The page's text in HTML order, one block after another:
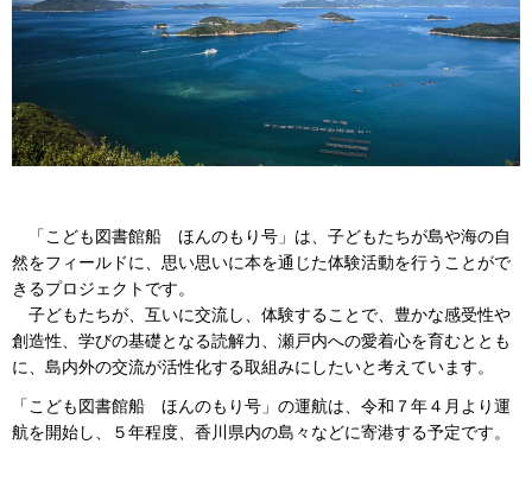
「こども図書館船 ほんのもり号」は、子どもたちが島や海の自
然をフィールドに、思い思いに本を通じた体験活動を行うことがで
きるプロジェクトです。
子どもたちが、互いに交流し、体験することで、豊かな感受性や
創造性、学びの基礎となる読解力、瀬戸内への愛着心を育むととも
に、島内外の交流が活性化する取組みにしたいと考えています。
「こども図書館船 ほんのもり号」の運航は、令和７年４月より運
航を開始し、５年程度、香川県内の島々などに寄港する予定です。